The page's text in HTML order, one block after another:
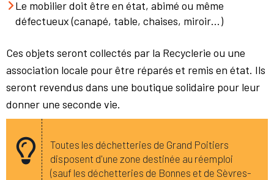
Le mobilier doit être en état, abimé ou même
défectueux (canapé, table, chaises, miroir…)
Ces objets seront collectés par la Recyclerie ou une
association locale pour être réparés et remis en état. Ils
seront revendus dans une boutique solidaire pour leur
donner une seconde vie.
Toutes les déchetteries de Grand Poitiers
disposent d'une zone destinée au réemploi
(sauf les déchetteries de Bonnes et de Sèvres-